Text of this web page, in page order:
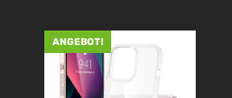
ANGEBOT!